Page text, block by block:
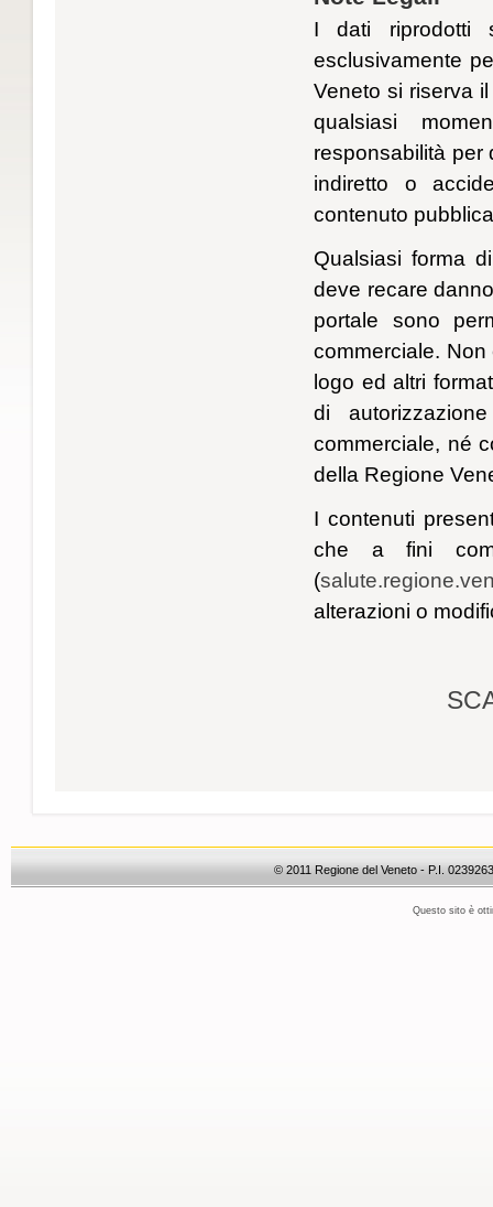
I dati
esclusivamente
Veneto si riserva
qualsiasi
responsabilità per
indiretto o
contenuto
Qualsiasi forma
deve recare
portale sono
commerciale.
logo ed altri
di
commerciale, né
della Regione
I contenuti
che a fini
(
alterazioni o
© 2011 Regione del Veneto - P.I.
Questo sito è